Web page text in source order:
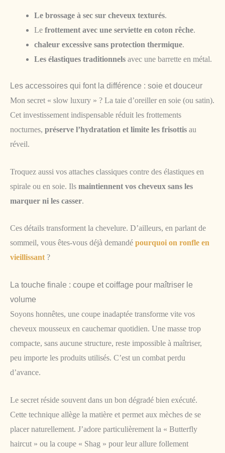
Le brossage à sec sur cheveux texturés.
Le frottement avec une serviette en coton rêche.
chaleur excessive sans protection thermique.
Les élastiques traditionnels avec une barrette en métal.
Les accessoires qui font la différence : soie et douceur
Mon secret « slow luxury » ? La taie d’oreiller en soie (ou satin).
Cet investissement indispensable réduit les frottements
nocturnes, préserve l’hydratation et limite les frisottis au
réveil.
Troquez aussi vos attaches classiques contre des élastiques en
spirale ou en soie. Ils maintiennent vos cheveux sans les
marquer ni les casser.
Ces détails transforment la chevelure. D’ailleurs, en parlant de
sommeil, vous êtes-vous déjà demandé pourquoi on ronfle en
vieillissant ?
La touche finale : coupe et coiffage pour maîtriser le
volume
Soyons honnêtes, une coupe inadaptée transforme vite vos
cheveux mousseux en cauchemar quotidien. Une masse trop
compacte, sans aucune structure, reste impossible à maîtriser,
peu importe les produits utilisés. C’est un combat perdu
d’avance.
Le secret réside souvent dans un bon dégradé bien exécuté.
Cette technique allège la matière et permet aux mèches de se
placer naturellement. J’adore particulièrement la « Butterfly
haircut » ou la coupe « Shag » pour leur allure follement